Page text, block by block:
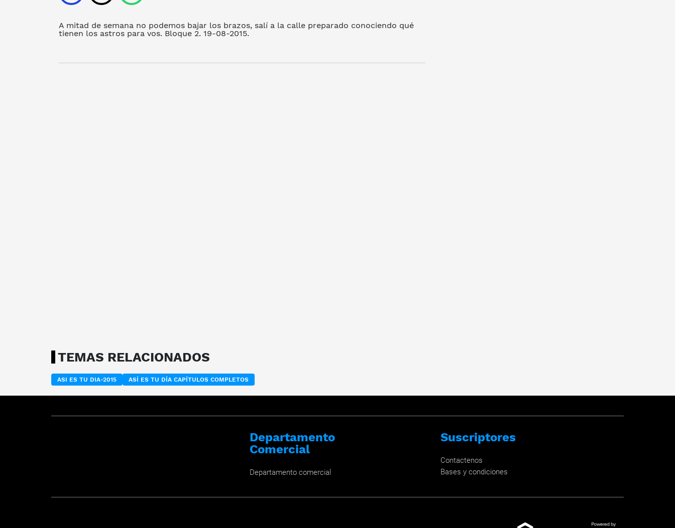
A mitad de semana no podemos bajar los brazos, salí a la calle preparado conociendo qué
tienen los astros para vos. Bloque 2. 19-08-2015.
TEMAS RELACIONADOS
ASI ES TU DIA-2015 ASÍ ES TU DÍA CAPÍTULOS COMPLETOS
Departamento
Comercial
Departamento comercial
Suscriptores
Contactenos
Bases y condiciones